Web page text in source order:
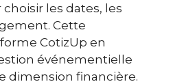
les dates, les
Cette
CotizUp en
événementielle
dimension financière.